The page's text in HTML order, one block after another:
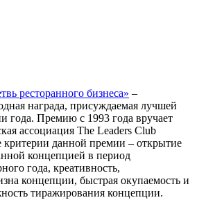
ресторанного бизнеса» –
награда, присуждаемая лучшей
года. Премию с 1993 года вручает
ассоциация The Leaders Club
данной премии – открытие
концепцией в период
года, креативность,
концепции, быстрая окупаемость и
тиражирования концепции.